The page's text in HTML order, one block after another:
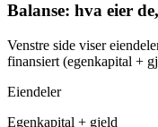
Balanse: hva eier
Venstre side viser
finansiert (egenkapital +
Eiendeler
Egenkapital + gjeld